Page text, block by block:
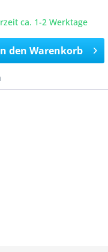
ca. 1-2 Werktage
den Warenkorb